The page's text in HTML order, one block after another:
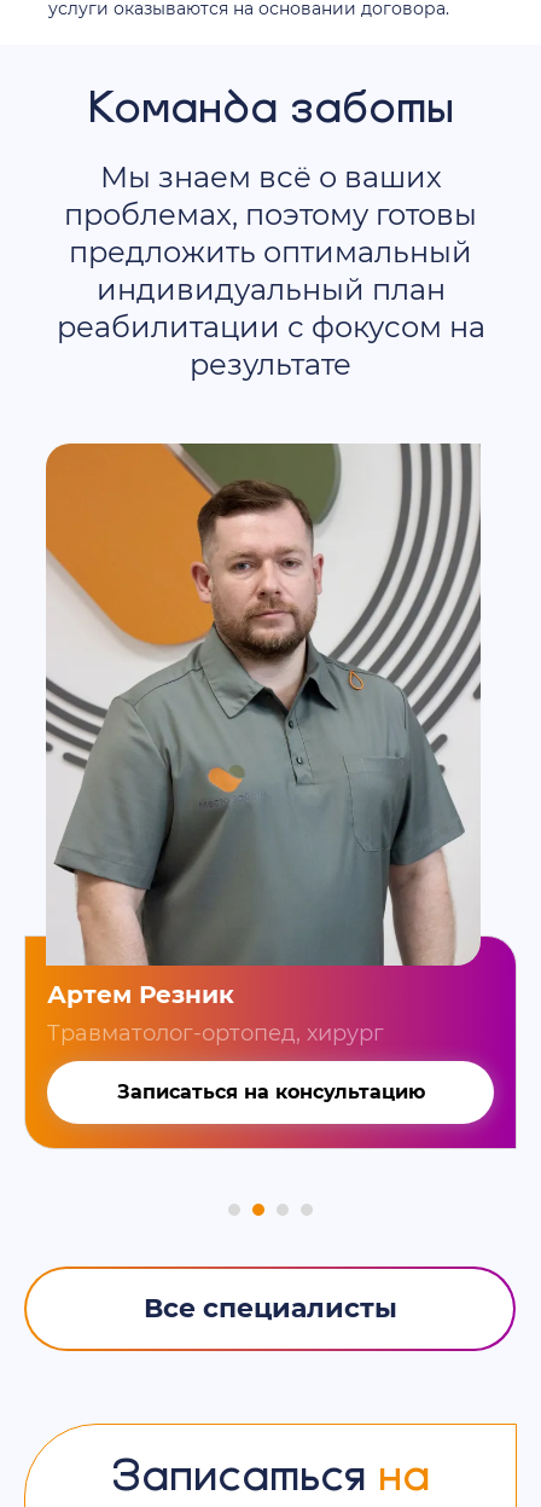
услуги оказываются на основании договора.
Команда заботы
Мы знаем всё о ваших
проблемах, поэтому готовы
предложить оптимальный
индивидуальный план
реабилитации с фокусом на
результате
Артем Резник
Травматолог-ортопед, хирург
Записаться на консультацию
Все специалисты
Записаться на